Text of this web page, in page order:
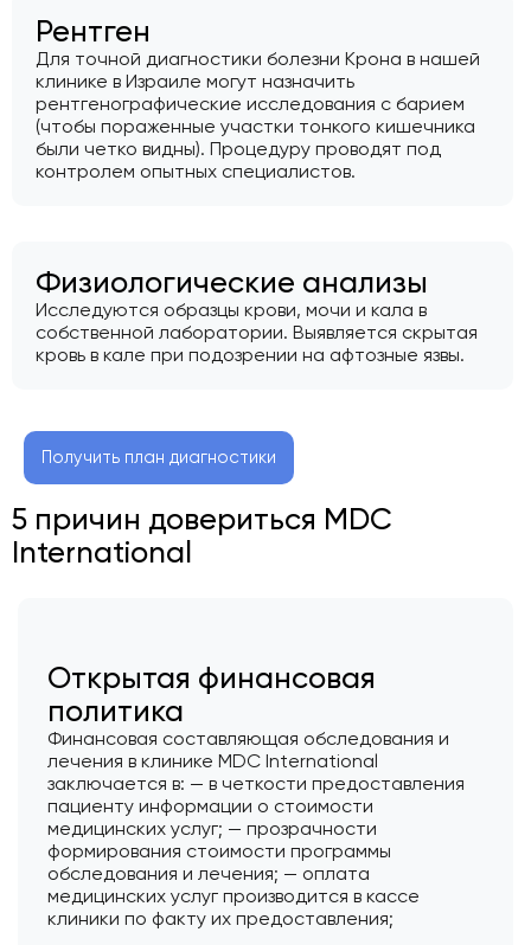
Рентген
Для точной диагностики болезни Крона в нашей
клинике в Израиле могут назначить
рентгенографические исследования с барием
(чтобы пораженные участки тонкого кишечника
были четко видны). Процедуру проводят под
контролем опытных специалистов.
Физиологические анализы
Исследуются образцы крови, мочи и кала в
собственной лаборатории. Выявляется скрытая
кровь в кале при подозрении на афтозные язвы.
Получить план диагностики
5 причин довериться MDC
International
Открытая финансовая
политика
Финансовая составляющая обследования и
лечения в клинике MDC International
заключается в: — в четкости предоставления
пациенту информации о стоимости
медицинских услуг; — прозрачности
формирования стоимости программы
обследования и лечения; — оплата
медицинских услуг производится в кассе
клиники по факту их предоставления;